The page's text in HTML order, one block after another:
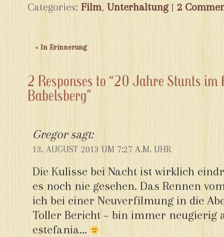
Categories: Film, Unterhaltung| 2
« In Erinnerung
2 Responses to “20 Jahre Stunts
Babelsberg”
Gregor sagt:
13. AUGUST 2013 UM 7:27 A.M. UHR
Die Kulisse bei Nacht ist wirklich
es noch nie gesehen. Das Rennen
ich bei einer Neuverfilmung in die
Toller Bericht – bin immer neugierig
estefania…